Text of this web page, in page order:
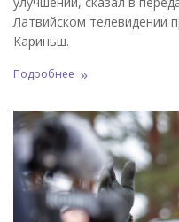
Латвийском телевидении
Кариньш.
Подробнее